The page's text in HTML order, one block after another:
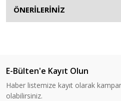
ÖNERİLERİNİZ
E-Bülten'e Kayıt Olun
Haber listemize kayıt olarak
olabilirsiniz.